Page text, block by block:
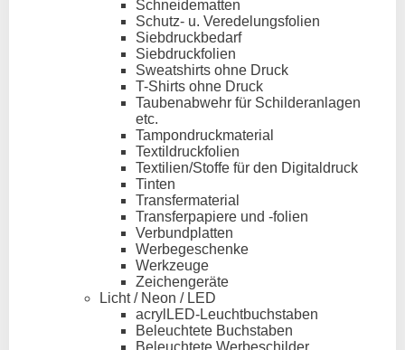
Schneidematten
Schutz- u. Veredelungsfolien
Siebdruckbedarf
Siebdruckfolien
Sweatshirts ohne Druck
T-Shirts ohne Druck
Taubenabwehr für Schilderanlagen
etc.
Tampondruckmaterial
Textildruckfolien
Textilien/Stoffe für den Digitaldruck
Tinten
Transfermaterial
Transferpapiere und -folien
Verbundplatten
Werbegeschenke
Werkzeuge
Zeichengeräte
Licht / Neon / LED
acrylLED-Leuchtbuchstaben
Beleuchtete Buchstaben
Beleuchtete Werbeschilder